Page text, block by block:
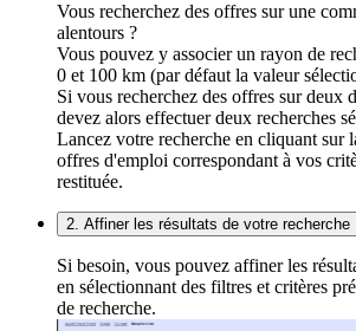
Vous recherchez des offres sur une
alentours ?
Vous pouvez y associer un rayon de
0 et 100 km (par défaut la valeur
Si vous recherchez des offres sur deux
devez alors effectuer deux recherches
Lancez votre recherche en cliquant sur
offres d'emploi correspondant à vos
restituée.
2. Affiner les résultats de votre recherche
Si besoin, vous pouvez affiner les
en sélectionnant des filtres et critères
de recherche.